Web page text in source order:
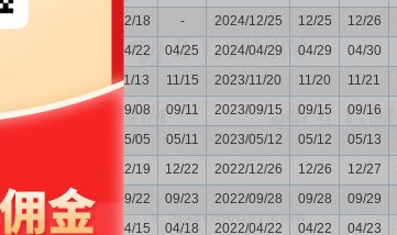
2024/12/18 - 2024/12/25 12/25 12/26
2024/04/22 04/25 2024/04/29 04/29 04/30
2023/11/13 11/15 2023/11/20 11/20 11/21
15 - 2023/09/08 09/11 2023/09/15 09/15 09/16
2023/05/05 05/11 2023/05/12 05/12 05/13
2022/12/19 12/22 2022/12/26 12/26 12/27
28 - 2022/09/22 09/23 2022/09/28 09/28 09/29
22 - 2022/04/15 04/18 2022/04/22 04/22 04/23